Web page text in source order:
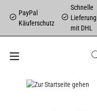
PayPal
Käuferschutz
Schnelle
Lieferung
mit DHL